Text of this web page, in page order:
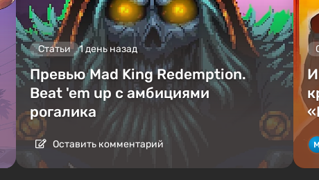
Статьи 1 день назад
Превью Mad King Redemption.
Beat 'em up с амбициями
рогалика
Оставить комментарий